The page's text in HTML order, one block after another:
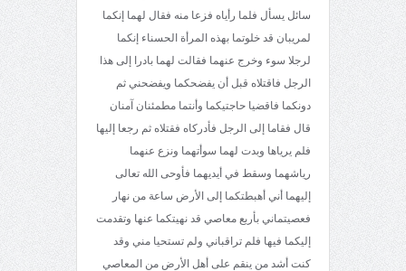
سائل يسأل فلما رأياه فزعا منه فقال لهما إنكما
لمريبان قد خلوتما بهذه المرأة الحسناء إنكما
لرجلا سوء وخرج عنهما فقالت لهما بادرا إلى هذا
الرجل فاقتلاه قبل أن يفضحكما ويفضحني ثم
دونكما فاقضيا حاجتيكما وأنتما مطمئنان آمنان
قال فقاما إلى الرجل فأدركاه فقتلاه ثم رجعا إليها
فلم يرياها وبدت لهما سوأتهما ونزع عنهما
رياشهما وسقط في أيديهما فأوحى الله تعالى
إليهما أني أهبطتكما إلى الأرض ساعة من نهار
فعصيتماني بأربع معاصي قد نهيتكما عنها وتقدمت
إليكما فيها فلم تراقباني ولم تستحيا مني وقد
كنت أشد من ينقم على أهل الأرض من المعاصي